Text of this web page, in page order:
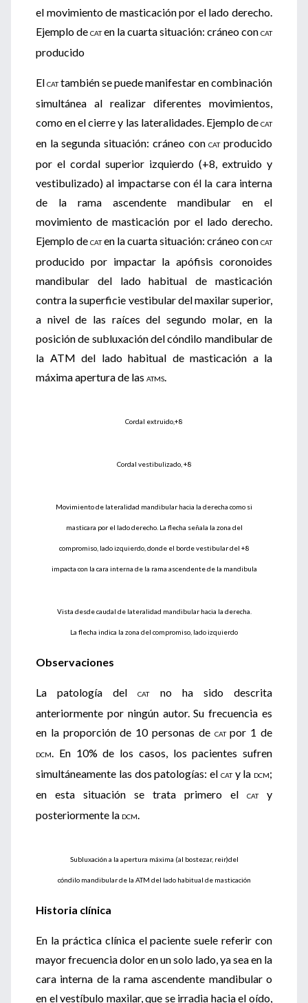
el movimiento de masticación por el lado derecho.
Ejemplo de CATen la cuarta situación: cráneo con CAT
producido
El CATtambién se puede manifestar en combinación
simultánea al realizar diferentes movimientos,
como en el cierre y las lateralidades. Ejemplo de CAT
en la segunda situación: cráneo conCATproducido
por el cordal superior izquierdo (+8, extruido y
vestibulizado) al impactarse con él la cara interna
de la rama ascendente mandibular en el
movimiento de masticación por el lado derecho.
Ejemplo de CATen la cuarta situación: cráneo con CAT
producido por impactar la apófisis coronoides
mandibular del lado habitual de masticación
contra la superficie vestibular del maxilar superior,
a nivel de las raíces del segundo molar, en la
posición de subluxación del cóndilo mandibular de
la ATM del lado habitual de masticación a la
máxima apertura de las ATMS.
Cordal extruido,+8
Cordal vestibulizado, +8
Movimiento de lateralidad mandibular hacia la derecha como si
masticara por el lado derecho. La flecha señala la zona del
compromiso, lado izquierdo, donde el borde vestibular del +8
impacta con la cara interna de la rama ascendente de la mandibula
Vista desde caudal de lateralidad mandibular hacia la derecha.
La flecha indica la zona del compromiso, lado izquierdo
Observaciones
La patología delCATno ha sido descrita
anteriormente por ningún autor. Su frecuencia es
en la proporción de 10 personas de CATpor 1 de
DCM. En 10% de los casos, los pacientes sufren
simultáneamente las dos patologías: el CATy la DCM;
en esta situación se trata primero el
CATy
posteriormente la DCM.
Subluxación a la apertura máxima (al bostezar, reir)del
cóndilo mandibular de la ATM del lado habitual de masticación
Historia clínica
En la práctica clínica el paciente suele referir con
mayor frecuencia dolor en un solo lado, ya sea en la
cara interna de la rama ascendente mandibular o
en el vestíbulo maxilar, que se irradia hacia el oído,